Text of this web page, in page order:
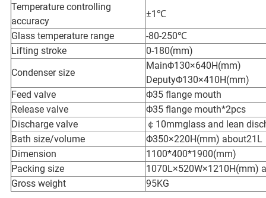
Temperature controlling
accuracy
±1℃
Glass temperature range
-80-250℃
Lifting stroke
0-180(mm)
Condenser size
MainΦ130×640H(mm)
DeputyΦ130×410H(mm)
Feed valve
Φ35 flange mouth
Release valve
Φ35 flange mouth*2pcs
Discharge valve
￠10mmglass and lean
Bath size/volume
Φ350×220H(mm) about21L
Dimension
1100*400*1900(mm)
Packing size
1070L×520W×1210H(mm)
Gross weight
95KG